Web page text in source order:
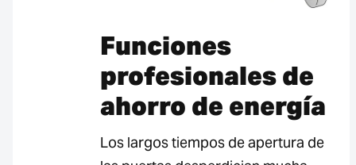
Funciones
profesionales de
ahorro de energía
Los largos tiempos de apertura de